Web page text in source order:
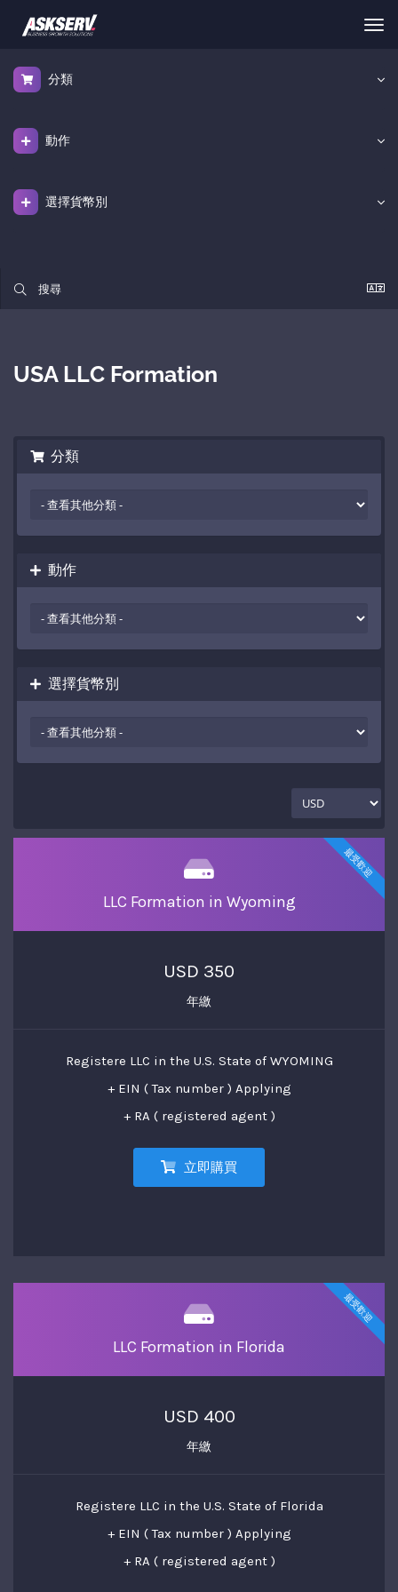
切
覽
分類
動作
選擇貨幣別
USA LLC Formation
分類
動作
選擇貨幣別
最受歡迎
LLC Formation in Wyoming
USD 350
年繳
Registere LLC in the U.S. State of WYOMING
+ EIN ( Tax number ) Applying
+ RA ( registered agent )
立即購買
最受歡迎
LLC Formation in Florida
USD 400
年繳
Registere LLC in the U.S. State of Florida
+ EIN ( Tax number ) Applying
+ RA ( registered agent )